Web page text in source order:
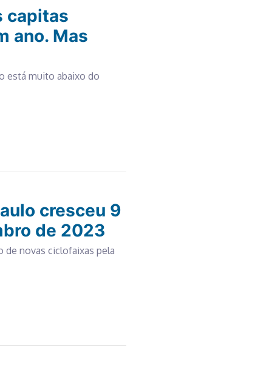
capitas
ano. Mas
está muito abaixo do
cresceu 9
de 2023
de novas ciclofaixas pela